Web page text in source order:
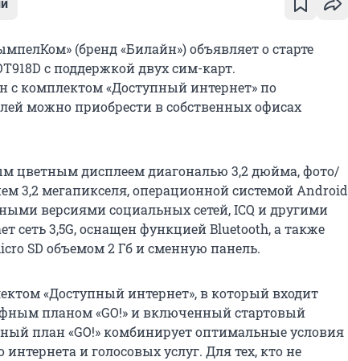
(бренд «Билайн») объявляет о старте
с поддержкой двух сим-карт.
комплектом «Доступный интернет» по
можно приобрести в собственных офисах
цветным дисплеем диагональю 3,2 дюйма, фото/
3,2 мегапикселя, операционной системой Android
версиями социальных сетей, ICQ и другими
сеть 3,5G, оснащен функцией Bluetooth, а также
SD объемом 2 Гб и сменную панель.
«Доступный интернет», в который входит
планом «GO!» и включенный стартовый
план «GO!» комбинирует оптимальные условия
и голосовых услуг. Для тех, кто не